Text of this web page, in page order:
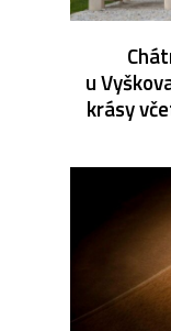
u
krásy